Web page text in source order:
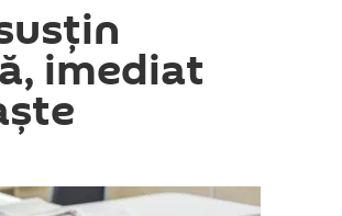
imediat